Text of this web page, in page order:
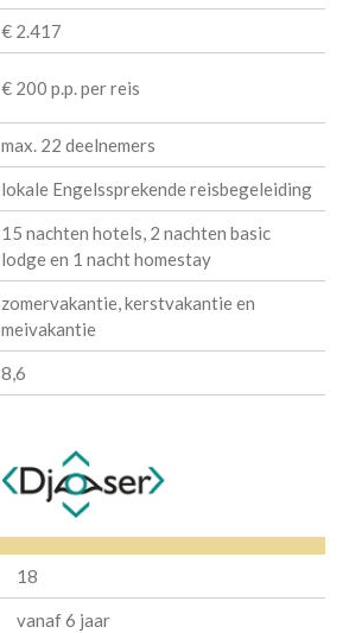
€ 2.417
€ 200 p.p. per reis
max. 22 deelnemers
lokale Engelssprekende reisbegeleiding
15 nachten hotels, 2 nachten basic
lodge en 1 nacht homestay
zomervakantie, kerstvakantie en
meivakantie
8,6
18
vanaf 6 jaar